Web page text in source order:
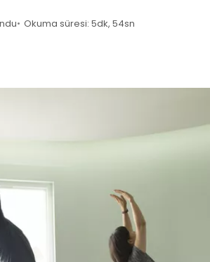
Okuma süresi: 5dk, 54sn